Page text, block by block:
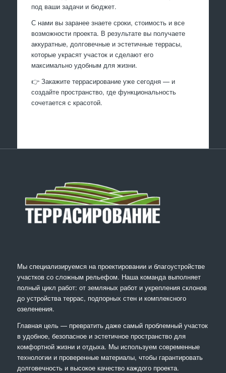
под ваши задачи и бюджет.
С нами вы заранее знаете сроки, стоимость и все
возможности проекта. В результате вы получаете
аккуратные, долговечные и эстетичные террасы,
которые украсят участок и сделают его
максимально удобным для жизни.
👉 Закажите террасирование уже сегодня — и
создайте пространство, где функциональность
сочетается с красотой.
Мы специализируемся на проектировании и благоустройстве
участков со сложным рельефом. Наша команда выполняет
полный цикл работ: от земляных работ и укрепления склонов
до устройства террас, подпорных стен и комплексного
озеленения.
Главная цель — превратить даже самый проблемный участок
в удобное, безопасное и эстетичное пространство для
комфортной жизни и отдыха. Мы используем современные
технологии и проверенные материалы, чтобы гарантировать
долговечность и высокое качество каждого проекта.